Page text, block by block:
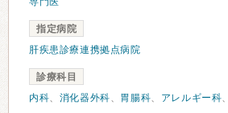
指定病院
肝疾患診療連携拠点病院
診療科目
内科、 消化器外科、 胃腸科、 アレルギー科、